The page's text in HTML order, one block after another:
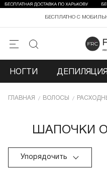
БЕСПЛАТНО С
НОГТИ ДЕПИЛЯЦИЯ
ГЛАВНАЯ ВОЛОСЫ
ШАПОЧКИ
Упорядочить